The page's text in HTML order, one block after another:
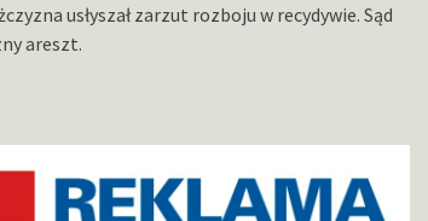
usłyszał zarzut rozboju w recydywie. Sąd
areszt.